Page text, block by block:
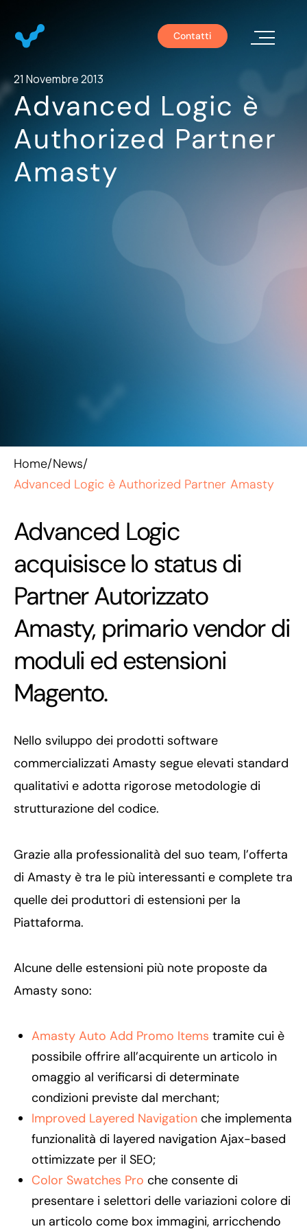
Contatti
21 Novembre 2013
Advanced Logic è
Authorized Partner
Amasty
Home/News/
Advanced Logic è Authorized Partner Amasty
Advanced Logic
acquisisce lo status di
Partner Autorizzato
Amasty, primario vendor di
moduli ed estensioni
Magento.
Nello sviluppo dei prodotti software
commercializzati Amasty segue elevati standard
qualitativi e adotta rigorose metodologie di
strutturazione del codice.
Grazie alla professionalità del suo team, l’offerta
di Amasty è tra le più interessanti e complete tra
quelle dei produttori di estensioni per la
Piattaforma.
Alcune delle estensioni più note proposte da
Amasty sono:
Amasty Auto Add Promo Items tramite cui è
possibile offrire all’acquirente un articolo in
omaggio al verificarsi di determinate
condizioni previste dal merchant;
Improved Layered Navigation che implementa
funzionalità di layered navigation Ajax-based
ottimizzate per il SEO;
Color Swatches Pro che consente di
presentare i selettori delle variazioni colore di
un articolo come box immagini, arricchendo